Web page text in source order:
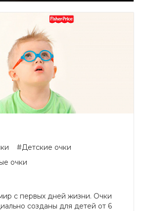
#Детские очки
очки
с первых дней жизни. Очки
созданы для детей от 6